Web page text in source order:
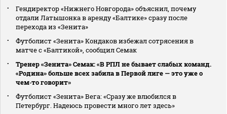
Гендиректор «Нижнего Новгорода» объяснил, почему
отдали Латышонка в аренду «Балтике» сразу после
перехода из «Зенита»
Футболист «Зенита» Кондаков избежал сотрясения в
матче с «Балтикой», сообщил Семак
Тренер «Зенита» Семак: «В РПЛ не бывает слабых команд.
«Родина» больше всех забила в Первой лиге — это уже о
чем‑то говорит»
Футболист «Зенита» Вега: «Сразу же влюбился в
Петербург. Надеюсь провести много лет здесь»